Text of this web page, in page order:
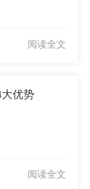
阅读全文
优势
阅读全文